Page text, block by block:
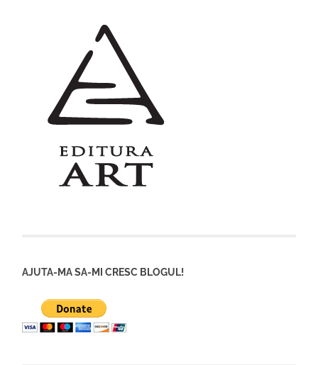
AJUTA-MA SA-MI CRESC BLOGUL!